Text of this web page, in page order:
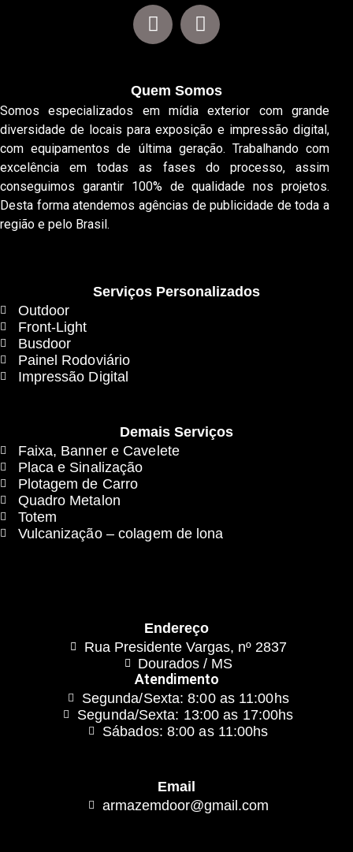
Quem Somos
Somos especializados em mídia exterior com grande
diversidade de locais para exposição e impressão digital,
com equipamentos de última geração. Trabalhando com
excelência em todas as fases do processo, assim
conseguimos garantir 100% de qualidade nos projetos.
Desta forma atendemos agências de publicidade de toda a
região e pelo Brasil.
Serviços Personalizados
Outdoor
Front-Light
Busdoor
Painel Rodoviário
Impressão Digital
Demais Serviços
Faixa, Banner e Cavelete
Placa e Sinalização
Plotagem de Carro
Quadro Metalon
Totem
Vulcanização – colagem de lona
Endereço
Rua Presidente Vargas, nº 2837
Dourados / MS
Atendimento
Segunda/Sexta: 8:00 as 11:00hs
Segunda/Sexta: 13:00 as 17:00hs
Sábados: 8:00 as 11:00hs
Email
armazemdoor@gmail.com